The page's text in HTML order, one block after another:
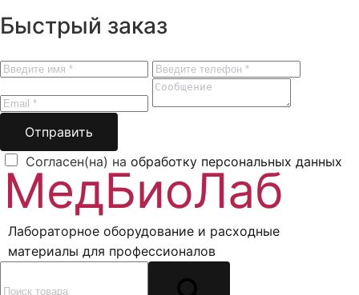
Быстрый заказ
Отправить
Согласен(на) на обработку персональных данных
Лабораторное оборудование и расходные
материалы для профессионалов